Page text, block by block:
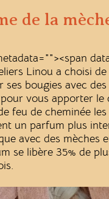
de la
"><span
Linou a choisi de
ses bougies avec des
vous apporter le
feu de cheminée les
un parfum plus
avec des mèches
se libère 35% de